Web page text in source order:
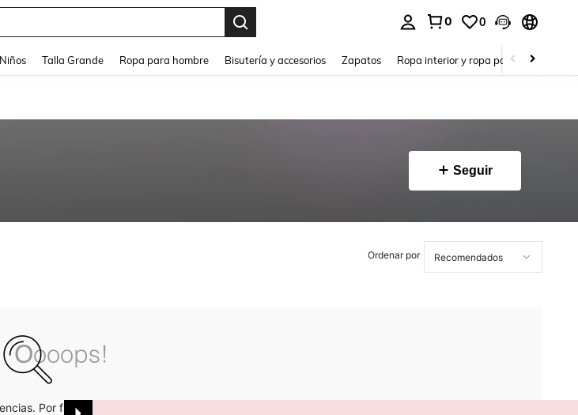
0 0
Niños Talla Grande Ropa para hombre Bisutería y accesorios Zapatos Ropa interior y ropa para dormir
Seguir
Ordenar por
Por favor inténtalo de nuevo.